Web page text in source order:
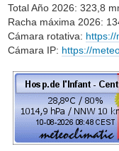
Total Año 2026: 323,8
Racha máxima 2026:
Cámara rotativa: https://
Cámara IP: https://